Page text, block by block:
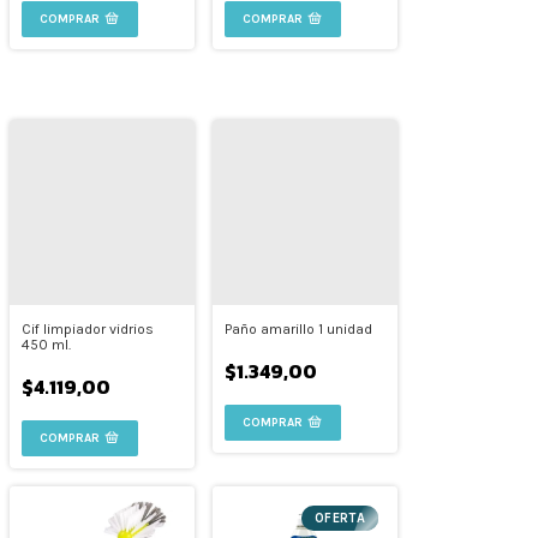
Cif limpiador vidrios
450 ml.
$4.119,00
Paño amarillo 1 unidad
$1.349,00
OFERTA